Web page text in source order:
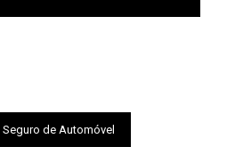
Seguro de Automóvel